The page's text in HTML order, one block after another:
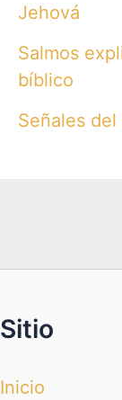
Jehová
Salmos
bíblico
Señales
Sitio
Inicio